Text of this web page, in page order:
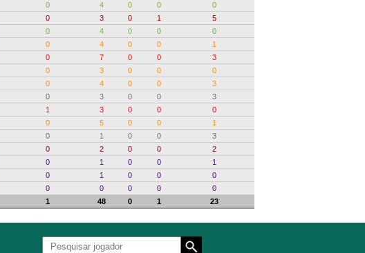
0 4 0 0
0
0 3 0 1
5
0 4 0 0
0
0 4 0 0
1
0 7 0 0
3
0 3 0 0
0
0 4 0 0
3
0 3 0 0
3
1 3 0 0
0
0 5 0 0
1
0 1 0 0
3
0 2 0 0
2
0 1 0 0
1
0 1 0 0
0
0 0 0 0
0
1 48 0 1 23